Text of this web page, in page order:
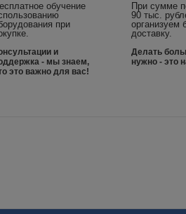
обучение
при
и
- мы знаем,
это важно для вас!
При сумме
90 тыс.
организуем
доставку.
Делать
нужно - это